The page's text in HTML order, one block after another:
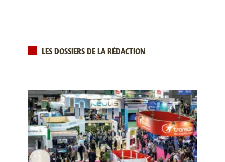
LES DOSSIERS DE LA RÉDACTION